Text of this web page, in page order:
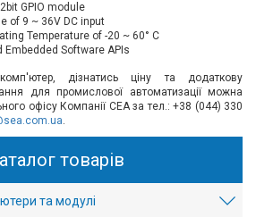
GPIO module
of 9 ~ 36V DC input
Temperature of -20 ~ 60° C
Embedded Software APIs
дізнатись ціну та додаткову
для промислової автоматизації можна
офісу Компанії СЕА за тел.: +38 (044) 330
.
товарів
та модулі